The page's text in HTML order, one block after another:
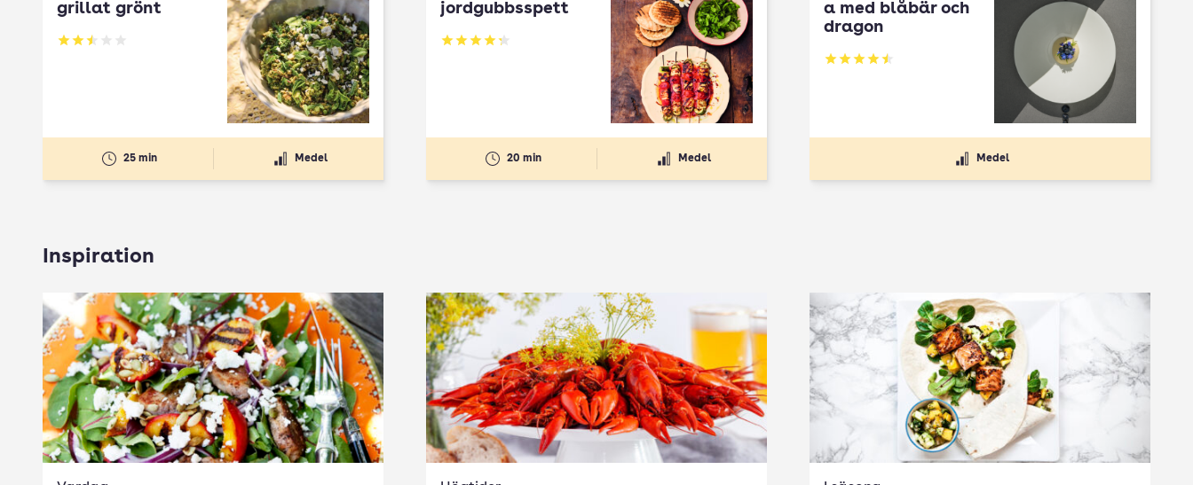
grillat grönt
Betyg: 2.5 av 5
25 min Medel
jordgubbsspett
Betyg: 4.3 av 5
20 min Medel
a med blåbär och
dragon
Betyg: 4.5 av 5
Medel
Inspiration